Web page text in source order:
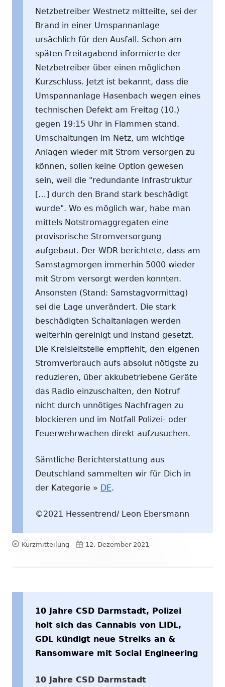
Netzbetreiber Westnetz mitteilte, sei der
Brand in einer Umspannanlage
ursächlich für den Ausfall. Schon am
späten Freitagabend informierte der
Netzbetreiber über einen möglichen
Kurzschluss. Jetzt ist bekannt, dass die
Umspannanlage Hasenbach wegen eines
technischen Defekt am Freitag (10.)
gegen 19:15 Uhr in Flammen stand.
Umschaltungen im Netz, um wichtige
Anlagen wieder mit Strom versorgen zu
können, sollen keine Option gewesen
sein, weil die "redundante Infrastruktur
[…] durch den Brand stark beschädigt
wurde". Wo es möglich war, habe man
mittels Notstromaggregaten eine
provisorische Stromversorgung
aufgebaut. Der WDR berichtete, dass am
Samstagmorgen immerhin 5000 wieder
mit Strom versorgt werden konnten.
Ansonsten (Stand: Samstagvormittag)
sei die Lage unverändert. Die stark
beschädigten Schaltanlagen werden
weiterhin gereinigt und instand gesetzt.
Die Kreisleitstelle empfiehlt, den eigenen
Stromverbrauch aufs absolut nötigste zu
reduzieren, über akkubetriebene Geräte
das Radio einzuschalten, den Notruf
nicht durch unnötiges Nachfragen zu
blockieren und im Notfall Polizei- oder
Feuerwehrwachen direkt aufzusuchen.
Sämtliche Berichterstattung aus
Deutschland sammelten wir für Dich in
der Kategorie » DE.
©2021 Hessentrend/ Leon Ebersmann
Format
Kurzmitteilung Veröffentlicht
12. Dezember 2021
10 Jahre CSD Darmstadt, Polizei
holt sich das Cannabis von LIDL,
GDL kündigt neue Streiks an &
Ransomware mit Social Engineering
10 Jahre CSD Darmstadt